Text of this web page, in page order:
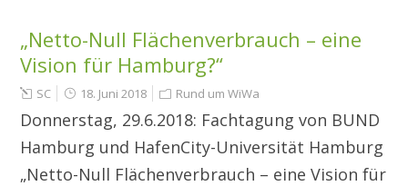
„Netto-Null Flächenverbrauch – eine
Vision für Hamburg?“
SC 18. Juni 2018 Rund um WiWa
Donnerstag, 29.6.2018: Fachtagung von BUND
Hamburg und HafenCity-Universität Hamburg
„Netto-Null Flächenverbrauch – eine Vision für